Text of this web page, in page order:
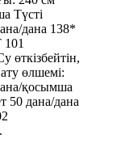
Түсті
дана 138*
өлшемі:
қосымша
50 дана/дана